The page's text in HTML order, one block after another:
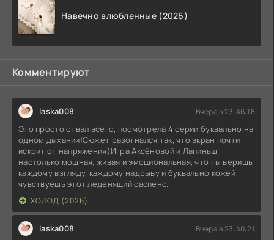
Навечно влюбленные (2026)
Комментируют
laska008 Вчера в 23:46:18
Это просто отвал всего, посмотрела 4 серии буквально на
одном дыхании!Сюжет разогнался так, что экран почти
искрит от напряжения)Игра Аксёновой и Лапиньш
настолько мощная, живая и эмоциональная, что ты веришь
каждому взгляду, каждому надрыву и буквально кожей
чувствуешь этот леденящий саспенс.
ХОЛОД (2026)
laska008 Вчера в 23:40:21